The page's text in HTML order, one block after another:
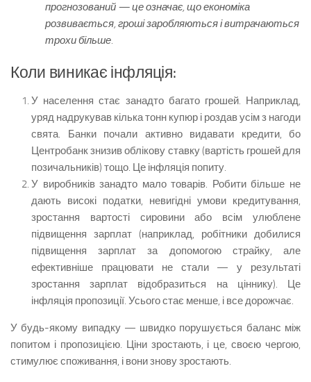
прогнозований — це означає, що економіка
розвивається, гроші заробляються і витрачаються
трохи більше.
Коли виникає інфляція:
У населення стає занадто багато грошей. Наприклад,
уряд надрукував кілька тонн купюр і роздав усім з нагоди
свята. Банки почали активно видавати кредити, бо
Центробанк знизив облікову ставку (вартість грошей для
позичальників) тощо. Це інфляція попиту.
У виробників занадто мало товарів. Робити більше не
дають високі податки, невигідні умови кредитування,
зростання вартості сировини або всім улюблене
підвищення зарплат (наприклад, робітники добилися
підвищення зарплат за допомогою страйку, але
ефективніше працювати не стали — у результаті
зростання зарплат відобразиться на ціннику). Це
інфляція пропозиції. Усього стає менше, і все дорожчає.
У будь-якому випадку — швидко порушується баланс між
попитом і пропозицією. Ціни зростають, і це, своєю чергою,
стимулює споживання, і вони знову зростають.